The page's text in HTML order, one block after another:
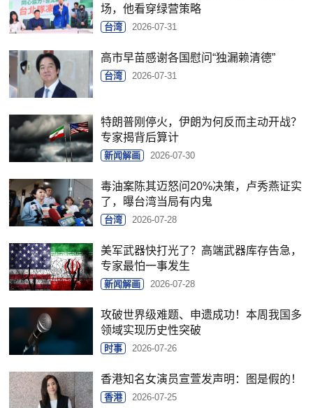
场，他看穿绿营策略
台湾 2026-07-31
高市早苗感谢各国慰问“独漏赖清德”
台湾 2026-07-31
特朗普刚停火，伊朗为何反而主动开战？
专家揭背后算计
新闻解画 2026-07-30
毒油案陈其迈怒问20%决策，卢秀燕证实
了，曝台湾当局有内鬼
台湾 2026-07-28
美军武器快打光了？高端武器库存告急，
专家最怕一事发生
新闻解画 2026-07-28
攻破世界级难题、申遗成功！本周我国多
领域实现历史性突破
时事 2026-07-26
香港知名女演员宣萱发声明：图是假的！
香港 2026-07-25